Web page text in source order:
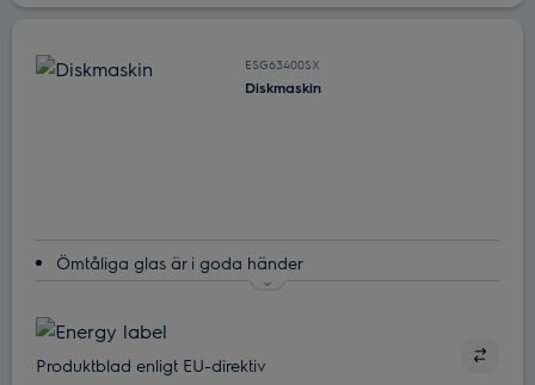
ESG63400SX
Diskmaskin
Ömtåliga glas är i goda händer
SatelliteClean®. Disken blir ren. Utan extra vatten.
Med dubbla spolarmar når vattnet överallt
Produktblad enligt EU-direktiv